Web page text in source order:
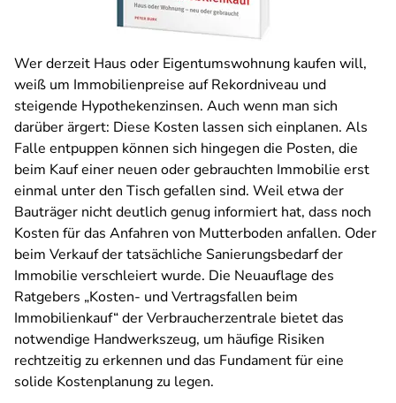
Wer derzeit Haus oder Eigentumswohnung kaufen will,
weiß um Immobilienpreise auf Rekordniveau und
steigende Hypothekenzinsen. Auch wenn man sich
darüber ärgert: Diese Kosten lassen sich einplanen. Als
Falle entpuppen können sich hingegen die Posten, die
beim Kauf einer neuen oder gebrauchten Immobilie erst
einmal unter den Tisch gefallen sind. Weil etwa der
Bauträger nicht deutlich genug informiert hat, dass noch
Kosten für das Anfahren von Mutterboden anfallen. Oder
beim Verkauf der tatsächliche Sanierungsbedarf der
Immobilie verschleiert wurde. Die Neuauflage des
Ratgebers „Kosten- und Vertragsfallen beim
Immobilienkauf“ der Verbraucherzentrale bietet das
notwendige Handwerkszeug, um häufige Risiken
rechtzeitig zu erkennen und das Fundament für eine
solide Kostenplanung zu legen.